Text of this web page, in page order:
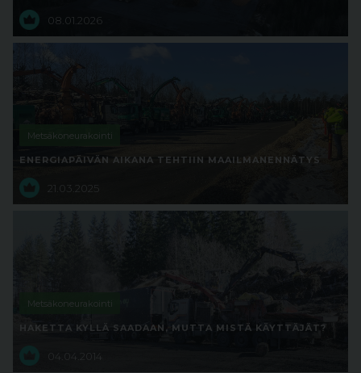
08.01.2026
Metsäkoneurakointi
ENERGIAPÄIVÄN AIKANA TEHTIIN MAAILMANENNÄTYS
21.03.2025
Metsäkoneurakointi
HAKETTA KYLLÄ SAADAAN, MUTTA MISTÄ KÄYTTÄJÄT?
04.04.2014